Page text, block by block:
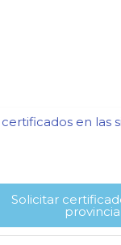
en las
Solicitar